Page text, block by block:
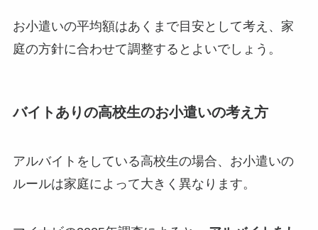
お小遣いの平均額はあくまで目安として考え、家
庭の方針に合わせて調整するとよいでしょう。
バイトありの高校生のお小遣いの考え方
アルバイトをしている高校生の場合、お小遣いの
ルールは家庭によって大きく異なります。